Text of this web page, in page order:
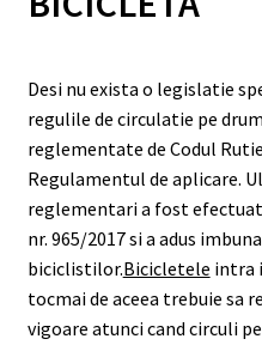
Desi nu exista o legislatie
regulile de circulatie pe
reglementate de Codul
Regulamentul de aplicare.
reglementari a fost
nr. 965/2017 si a adus
biciclistilor.Bicicletele intra
tocmai de aceea trebuie sa
vigoare atunci cand circuli